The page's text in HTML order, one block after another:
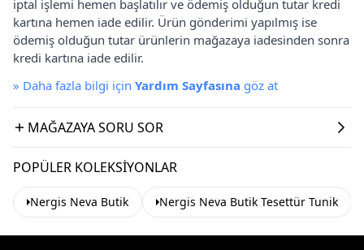
iptal işlemi hemen başlatılır ve ödemiş olduğun tutar kredi
kartına hemen iade edilir. Ürün gönderimi yapılmış ise
ödemiş olduğun tutar ürünlerin mağazaya iadesinden sonra
kredi kartına iade edilir.
» Daha fazla bilgi için Yardım Sayfasına göz at
MAĞAZAYA SORU SOR
POPÜLER KOLEKSIYONLAR
Nergis Neva Butik Nergis Neva Butik Tesettür Tunik